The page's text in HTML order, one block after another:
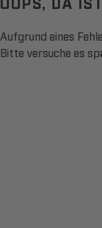
Aufgrund eines
Bitte versuche es